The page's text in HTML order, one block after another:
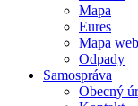
Mapa
Eures
Mapa
Odpady
Samospráva
Obecný